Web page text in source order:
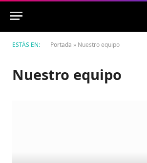
ESTÁS EN: Portada » Nuestro equipo
Nuestro equipo